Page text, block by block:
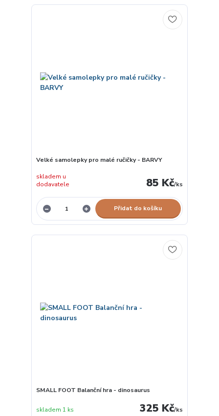
Velké samolepky pro malé ručičky - BARVY
85 Kč/ks
skladem u
dodavatele
Přidat do košíku
SMALL FOOT Balanční hra - dinosaurus
325 Kč/ks
skladem 1 ks